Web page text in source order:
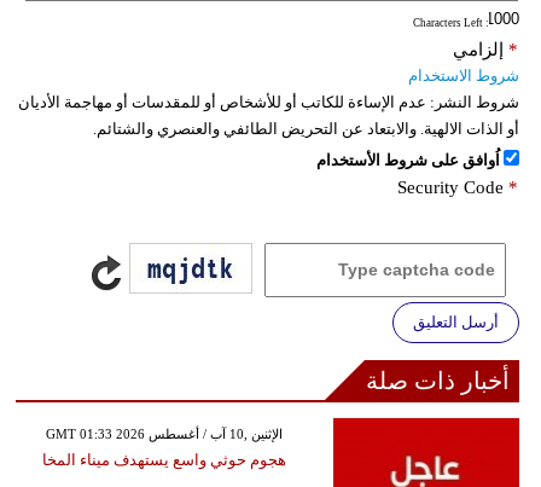
: Characters Left
إلزامي *
شروط الاستخدام
شروط النشر: عدم الإساءة للكاتب أو للأشخاص أو للمقدسات أو مهاجمة الأديان
أو الذات الالهية. والابتعاد عن التحريض الطائفي والعنصري والشتائم.
اُوافق على شروط الأستخدام
Security Code *
أرسل التعليق
أخبار ذات صلة
GMT 01:33 2026 الإثنين ,10 آب / أغسطس
هجوم حوثي واسع يستهدف ميناء المخا